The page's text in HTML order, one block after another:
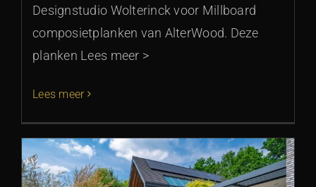
Designstudio Wolterinck voor Millboard
composietplanken van AlterWood. Deze
planken Lees meer >
Lees meer